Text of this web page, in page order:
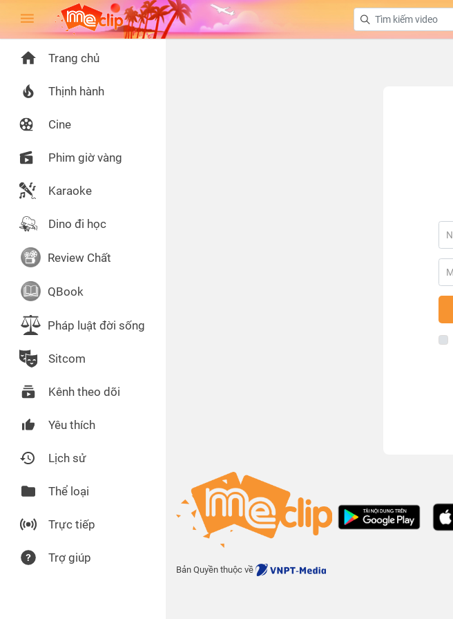
Trang chủ
Thịnh hành
Cine
Phim giờ vàng
Karaoke
Dino đi học
Review Chất
QBook
Pháp luật đời sống
Sitcom
Kênh theo dõi
Yêu thích
Lịch sử
Thể loại
Trực tiếp
Trợ giúp
Bản Quyền thuộc về